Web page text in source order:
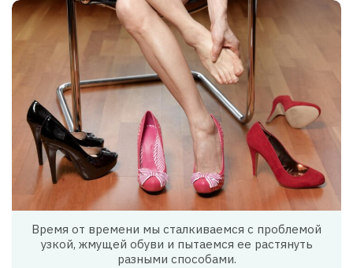
Время от времени мы сталкиваемся с проблемой
узкой, жмущей обуви и пытаемся ее растянуть
разными способами.